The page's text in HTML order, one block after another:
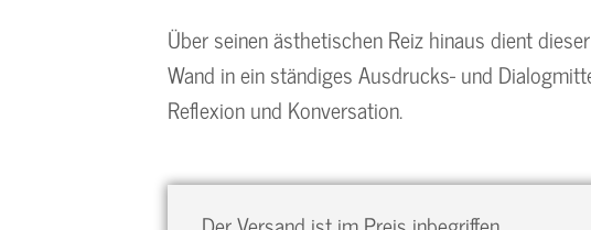
Über seinen ästhetischen Reiz hinaus dient
Wand in ein ständiges Ausdrucks- und
Reflexion und Konversation.